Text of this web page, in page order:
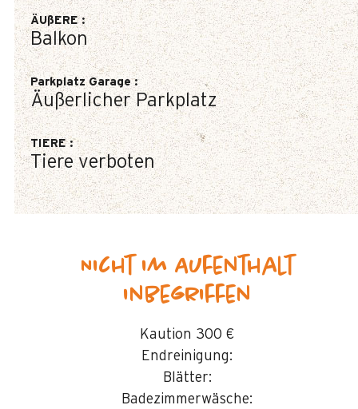
ÄUßERE:
Balkon
Parkplatz Garage:
Äußerlicher Parkplatz
TIERE:
Tiere verboten
Nicht im Aufenthalt
inbegriffen
Kaution 300 €
Endreinigung:
Blätter:
Badezimmerwäsche: